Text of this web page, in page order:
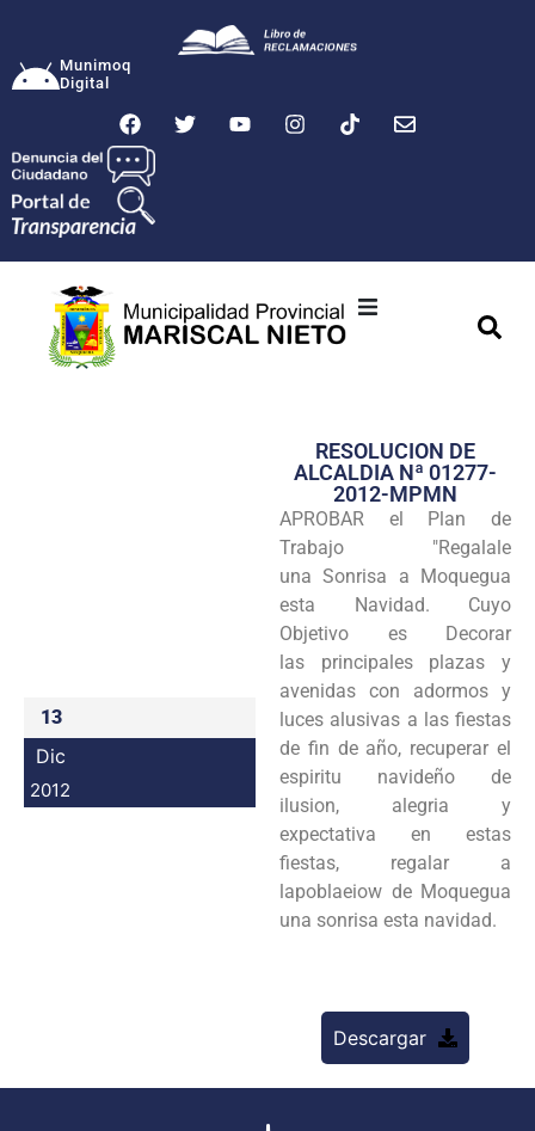
Munimoq
Digital
Transparencia
Seguridad
Programas
Intranet
13
Dic
2012
RESOLUCION DE
ALCALDIA Nª 01277-
2012-MPMN
APROBAR el Plan de
Trabajo "Regalale
una Sonrisa a Moquegua
esta Navidad. Cuyo
Objetivo es Decorar
las principales plazas y
avenidas con adormos y
luces alusivas a las fiestas
de fin de año, recuperar el
espiritu navideño de
ilusion, alegria y
expectativa en estas
fiestas, regalar a
lapoblaeiow de Moquegua
una sonrisa esta navidad.
Descargar